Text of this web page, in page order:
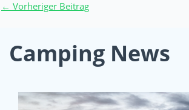
← Vorheriger Beitrag
Camping News